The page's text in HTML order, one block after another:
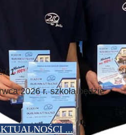
2026 r. szkoła będzie
...